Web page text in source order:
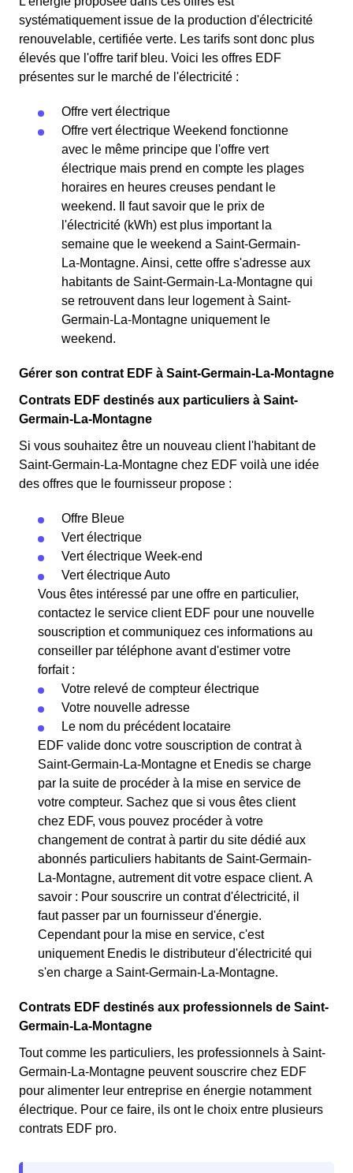
systématiquement issue de la production d'électricité
renouvelable, certifiée verte. Les tarifs sont donc plus
élevés que l'offre tarif bleu. Voici les offres EDF
présentes sur le marché de l'électricité :
Offre vert électrique
Offre vert électrique Weekend fonctionne
avec le même principe que l'offre vert
électrique mais prend en compte les plages
horaires en heures creuses pendant le
weekend. Il faut savoir que le prix de
l'électricité (kWh) est plus important la
semaine que le weekend a Saint-Germain-
La-Montagne. Ainsi, cette offre s'adresse aux
habitants de Saint-Germain-La-Montagne qui
se retrouvent dans leur logement à Saint-
Germain-La-Montagne uniquement le
weekend.
Gérer son contrat EDF à Saint-Germain-La-Montagne
Contrats EDF destinés aux particuliers à Saint-
Germain-La-Montagne
Si vous souhaitez être un nouveau client l'habitant de
Saint-Germain-La-Montagne chez EDF voilà une idée
des offres que le fournisseur propose :
Offre Bleue
Vert électrique
Vert électrique Week-end
Vert électrique Auto
Vous êtes intéressé par une offre en particulier,
contactez le service client EDF pour une nouvelle
souscription et communiquez ces informations au
conseiller par téléphone avant d'estimer votre
forfait :
Votre relevé de compteur électrique
Votre nouvelle adresse
Le nom du précédent locataire
EDF valide donc votre souscription de contrat à
Saint-Germain-La-Montagne et Enedis se charge
par la suite de procéder à la mise en service de
votre compteur. Sachez que si vous êtes client
chez EDF, vous pouvez procéder à votre
changement de contrat à partir du site dédié aux
abonnés particuliers habitants de Saint-Germain-
La-Montagne, autrement dit votre espace client. A
savoir : Pour souscrire un contrat d'électricité, il
faut passer par un fournisseur d'énergie.
Cependant pour la mise en service, c'est
uniquement Enedis le distributeur d'électricité qui
s'en charge a Saint-Germain-La-Montagne.
Contrats EDF destinés aux professionnels de Saint-
Germain-La-Montagne
Tout comme les particuliers, les professionnels à Saint-
Germain-La-Montagne peuvent souscrire chez EDF
pour alimenter leur entreprise en énergie notamment
électrique. Pour ce faire, ils ont le choix entre plusieurs
contrats EDF pro.